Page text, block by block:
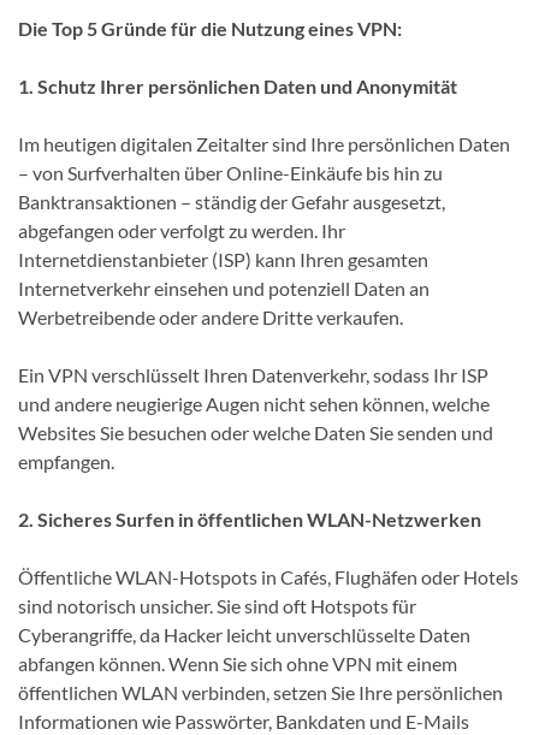
Die Top 5 Gründe für die Nutzung eines VPN:
1. Schutz Ihrer persönlichen Daten und Anonymität
Im heutigen digitalen Zeitalter sind Ihre persönlichen Daten
– von Surfverhalten über Online-Einkäufe bis hin zu
Banktransaktionen – ständig der Gefahr ausgesetzt,
abgefangen oder verfolgt zu werden. Ihr
Internetdienstanbieter (ISP) kann Ihren gesamten
Internetverkehr einsehen und potenziell Daten an
Werbetreibende oder andere Dritte verkaufen.
Ein VPN verschlüsselt Ihren Datenverkehr, sodass Ihr ISP
und andere neugierige Augen nicht sehen können, welche
Websites Sie besuchen oder welche Daten Sie senden und
empfangen.
2. Sicheres Surfen in öffentlichen WLAN-Netzwerken
Öffentliche WLAN-Hotspots in Cafés, Flughäfen oder Hotels
sind notorisch unsicher. Sie sind oft Hotspots für
Cyberangriffe, da Hacker leicht unverschlüsselte Daten
abfangen können. Wenn Sie sich ohne VPN mit einem
öffentlichen WLAN verbinden, setzen Sie Ihre persönlichen
Informationen wie Passwörter, Bankdaten und E-Mails